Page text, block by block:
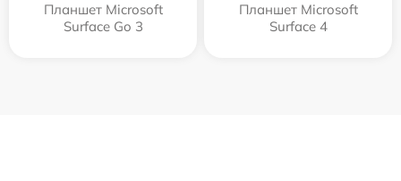
Планшет Microsoft
Surface Go 3
Планшет Microsoft
Surface 4